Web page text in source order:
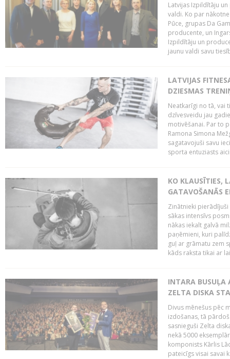
Latvijas Izpildītāju
valdi. Ko par
Pūce, grupas Da
producente, un
Izpildītāju un
jaunu valdi savu
LATVIJAS
DZIESMAS
Neatkarīgi no tā, vai
dzīvesveidu jau
motivēšanai. Par to
Ramona Simona
sagatavojuši savu
sporta entuziasts
KO KLAUSĪTIES,
GATAVOŠANĀS
Zinātnieki pierādījuši
sākas intensīvs
nākas iekalt galvā
paņēmieni, kuri
guļ ar grāmatu zem
kāds raksta tikai ar
INTARA BUSUĻA
ZELTA DISKA
Divus mēnešus pēc
izdošanas, tā
sasnieguši Zelta
nekā 5000
komponists Kārlis
pateicīgs visai savai